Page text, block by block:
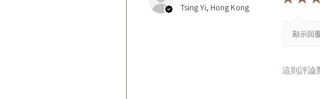
Tsing Yi, Hong Kong
顯示回
這則評論